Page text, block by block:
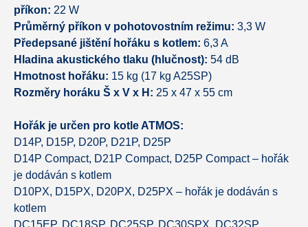
příkon: 22 W
Průměrný příkon v pohotovostním režimu: 3,3 W
Předepsané jištění hořáku s kotlem: 6,3 A
Hladina akustického tlaku (hlučnost): 54 dB
Hmotnost hořáku: 15 kg (17 kg A25SP)
Rozměry horáku Š x V x H: 25 x 47 x 55 cm
Hořák je určen pro kotle ATMOS:
D14P, D15P, D20P, D21P, D25P
D14P Compact, D21P Compact, D25P Compact – hořák
je dodáván s kotlem
D10PX, D15PX, D20PX, D25PX – hořák je dodáván s
kotlem
DC15EP, DC18SP, DC25SP, DC30SPX, DC32SP